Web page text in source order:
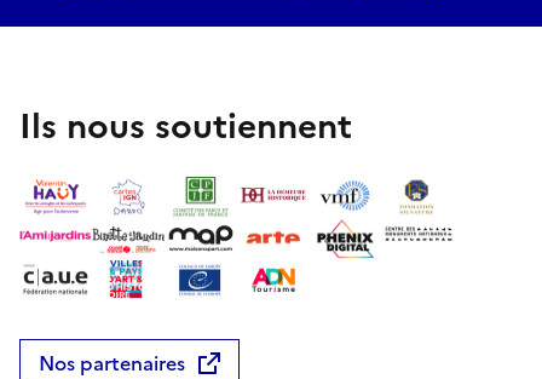
Ils nous soutiennent
Nos partenaires